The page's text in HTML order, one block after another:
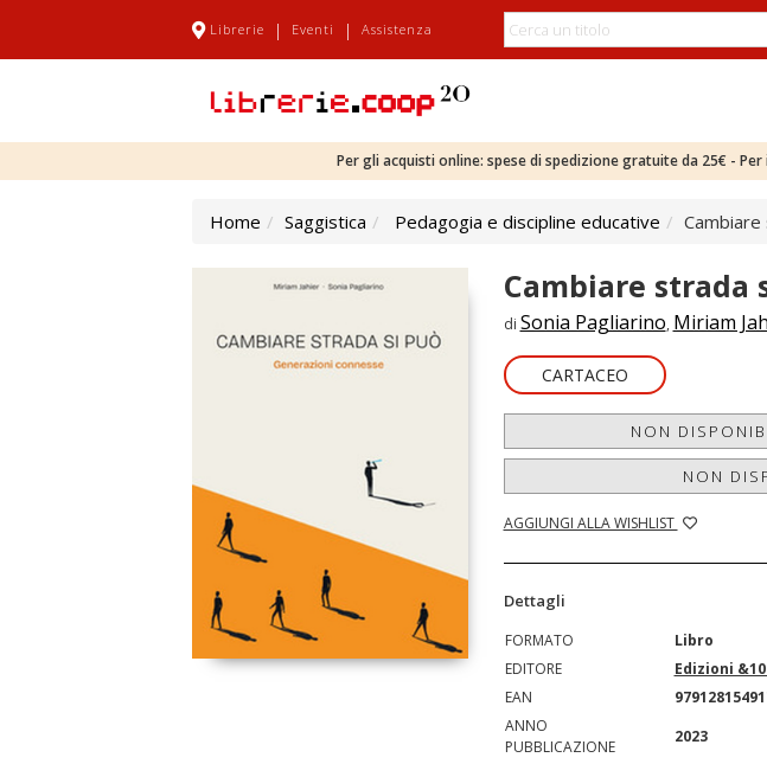
Librerie | Eventi | Assistenza
Per gli acquisti online: spese di spedizione gratuite da 25€ -
Home Saggistica Pedagogia e discipline educative
Cambiare strada
di Sonia Pagliarino, Miriam
CARTACEO
NON
NON
AGGIUNGI ALLA WISHLIST
Dettagli
FORMATO
Libro
EDITORE
Edizioni
EAN
ANNO
PUBBLICAZIONE
2023